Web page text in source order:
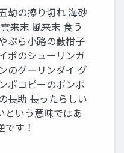
劫の擦り切れ 海砂
来末 風来末 食う
ぶら小路の藪柑子
ポのシューリンガ
のグーリンダイ グ
ポコピーのポンポ
長助 長ったらしい
という意味ではあ
です！